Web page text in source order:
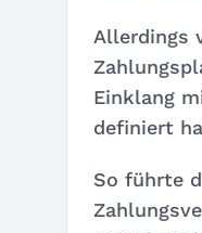
Allerdings
Einklang
definiert
So führte